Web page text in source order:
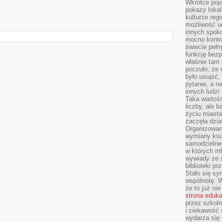
Wkrótce
pokazy
kulturze
możliwość
innych
mocno
świecie
funkcję
właśnie
poczuło,
było
pytanie, a
innych ludzi
Taka
liczby, ale
życiu
zaczęła
wymiany
w których
wywiady ze
biblioteki
Stało się
wspólnotę.
że to już
strona
przez
i ciekawość
wydarza się